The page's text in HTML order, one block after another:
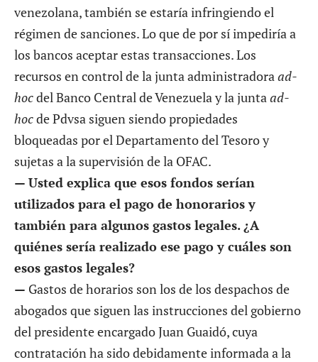
venezolana, también se estaría infringiendo el
régimen de sanciones. Lo que de por sí impediría a
los bancos aceptar estas transacciones. Los
recursos en control de la junta administradoraad-
hocdel Banco Central de Venezuela y la juntaad-
hocde Pdvsa siguen siendo propiedades
bloqueadas por el Departamento del Tesoro y
sujetas a la supervisión de la OFAC.
— Usted explica que esos fondos serían
utilizados para el pago de honorarios y
también para algunos gastos legales. ¿A
quiénes sería realizado ese pago y cuáles son
esos gastos legales?
— Gastos de horarios son los de los despachos de
abogados que siguen las instrucciones del gobierno
del presidente encargado Juan Guaidó, cuya
contratación ha sido debidamente informada a la